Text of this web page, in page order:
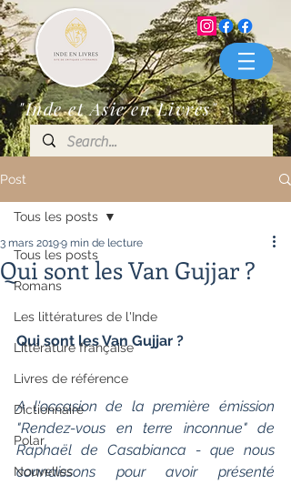
"Inde et Asie en Livres"
Post
Tous les posts
Romans
Les littératures de l'Inde
Littérature française
Livres de référence
Dictionnaire
Polar
Nouvelles
Tous les posts
Qui sont les Van Gujjar ?
3 mars 20199 min de lecture
Qui sont les Van Gujjar ?
A l'occasion de la première émission
"Rendez-vous en terre inconnue" de
Raphaël de Casabianca - que nous